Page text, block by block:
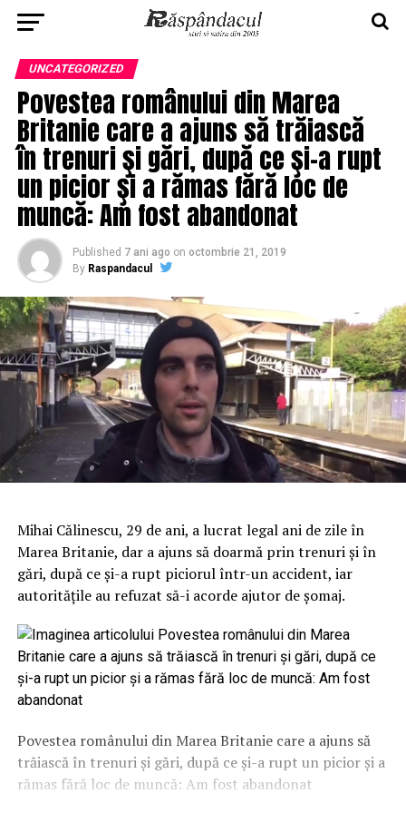
UNCATEGORIZED
Povestea românului din Marea
Britanie care a ajuns să trăiască
în trenuri şi gări, după ce şi-a rupt
un picior şi a rămas fără loc de
muncă: Am fost abandonat
Published 7 ani ago on octombrie 21, 2019
By Raspandacul
Mihai Călinescu, 29 de ani, a lucrat legal ani de zile în
Marea Britanie, dar a ajuns să doarmă prin trenuri şi în
gări, după ce şi-a rupt piciorul într-un accident, iar
autorităţile au refuzat să-i acorde ajutor de şomaj.
Povestea românului din Marea Britanie care a ajuns să
trăiască în trenuri şi gări, după ce şi-a rupt un picior şi a
rămas fără loc de muncă: Am fost abandonat